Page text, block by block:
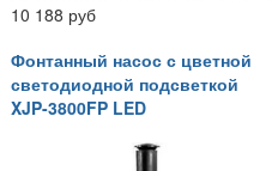
10 188 руб
Фонтанный насос с цветной
светодиодной подсветкой
XJP-3800FP LED